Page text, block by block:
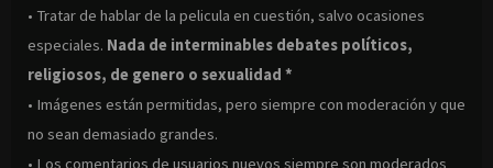
• Tratar de hablar de la pelicula en cuestión, salvo ocasiones
especiales. Nada de interminables debates políticos,
religiosos, de genero o sexualidad *
• Imágenes están permitidas, pero siempre con moderación y que
no sean demasiado grandes.
• Los comentarios de usuarios nuevos siempre son moderados